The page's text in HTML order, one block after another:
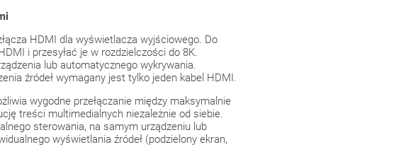
HDMI dla wyświetlacza wyjściowego. Do
i przesyłać je w rozdzielczości do 8K.
lub automatycznego wykrywania.
źródeł wymagany jest tylko jeden kabel HDMI.
wygodne przełączanie między maksymalnie
treści multimedialnych niezależnie od siebie.
sterowania, na samym urządzeniu lub
wyświetlania źródeł (podzielony ekran,